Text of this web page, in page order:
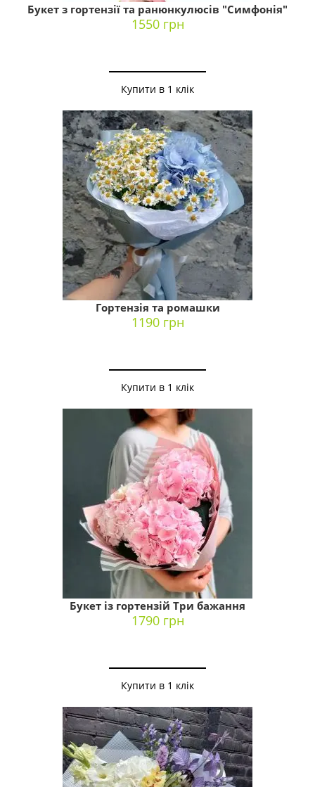
Букет з гортензії та ранюнкулюсів "Симфонія"
1550 грн
Купити в 1 клік
Гортензія та ромашки
1190 грн
Купити в 1 клік
Букет із гортензій Три бажання
1790 грн
Купити в 1 клік